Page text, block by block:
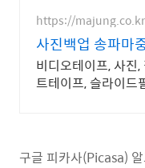
https://majung.co.kr
사진백업 송파마
규모, 디지털변환
비디오테이프, 사진
트테이프, 슬라이드
구글 피카사(Picasa)